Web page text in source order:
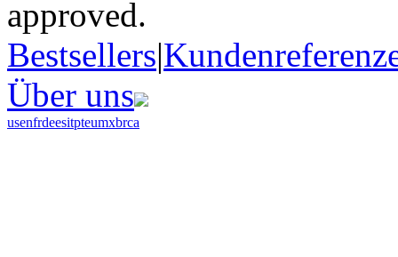
Bestsellers|
Über uns
usenfrdeesitpteumxbrca